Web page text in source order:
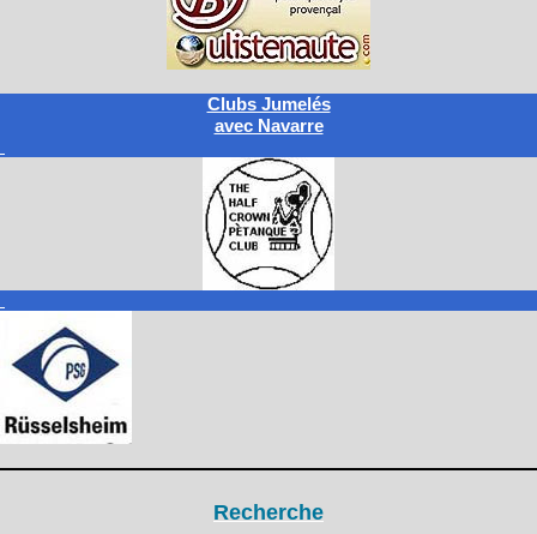
Clubs Jumelés
avec Navarre
Recherche